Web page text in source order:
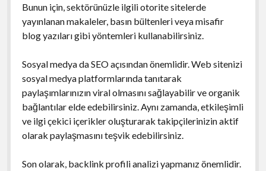
Bunun için, sektörünüzle ilgili otorite sitelerde
yayınlanan makaleler, basın bültenleri veya misafir
blog yazıları gibi yöntemleri kullanabilirsiniz.
Sosyal medya da SEO açısından önemlidir. Web sitenizi
sosyal medya platformlarında tanıtarak
paylaşımlarınızın viral olmasını sağlayabilir ve organik
bağlantılar elde edebilirsiniz. Aynı zamanda, etkileşimli
ve ilgi çekici içerikler oluşturarak takipçilerinizin aktif
olarak paylaşmasını teşvik edebilirsiniz.
Son olarak, backlink profili analizi yapmanız önemlidir.